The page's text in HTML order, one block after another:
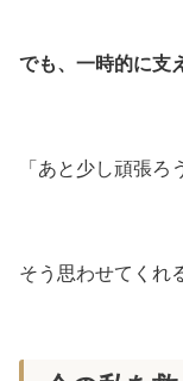
でも、一時的に支
「あと少し頑張ろ
そう思わせてくれ